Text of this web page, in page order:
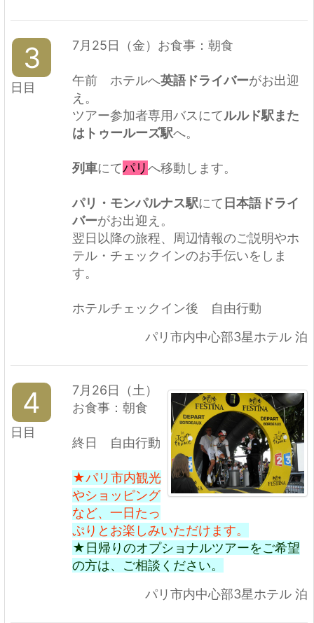
3
日目
7月25日（金）お食事：朝食
午前 ホテルへ英語ドライバーがお出迎
え。
ツアー参加者専用バスにてルルド駅また
はトゥールーズ駅へ。
列車にてパリへ移動します。
パリ・モンパルナス駅にて 日本語ドライ
バーがお出迎え。
翌日以降の旅程、周辺情報のご説明やホ
テル・チェックインのお手伝いをしま
す。
ホテルチェックイン後 自由行動
パリ市内中心部3星ホテル 泊
4
日目
7月26日（土）
お食事：朝食
終日 自由行動
★パリ市内観光
やショッピング
など、一日たっ
ぷりとお楽しみいただけます。
★日帰りのオプショナルツアーをご希望
の方は、ご相談ください。
パリ市内中心部3星ホテル 泊